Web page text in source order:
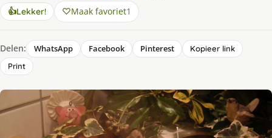
👍Lekker! Maak favoriet1
Delen: WhatsApp Facebook Pinterest
Kopieer link
Print